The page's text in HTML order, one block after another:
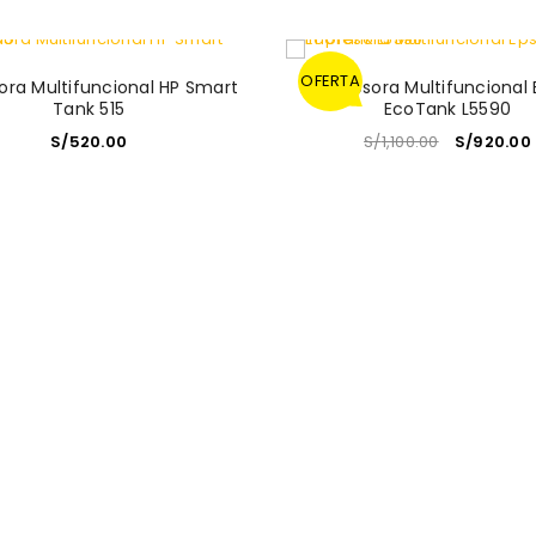
Multifuncional HP Smart
Tank 515
S/520.00
OFERTA
Impresora Multifuncional
EcoTank L5590
S/1,100.00 S/920.00